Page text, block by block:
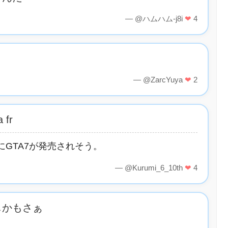
— @ハムハム-j8i ❤ 4
— @ZarcYuya ❤ 2
fr
が発売されそう。
— @Kurumi_6_10th ❤ 4
もさぁ